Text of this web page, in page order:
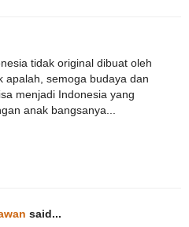
tidak original dibuat oleh
apalah, semoga budaya dan
menjadi Indonesia yang
anak bangsanya...
said...